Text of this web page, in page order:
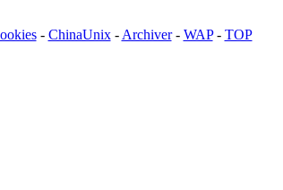
- ChinaUnix- Archiver- WAP- TOP